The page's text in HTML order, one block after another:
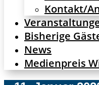
Kontakt/
Bisherige
News
Medienpreis